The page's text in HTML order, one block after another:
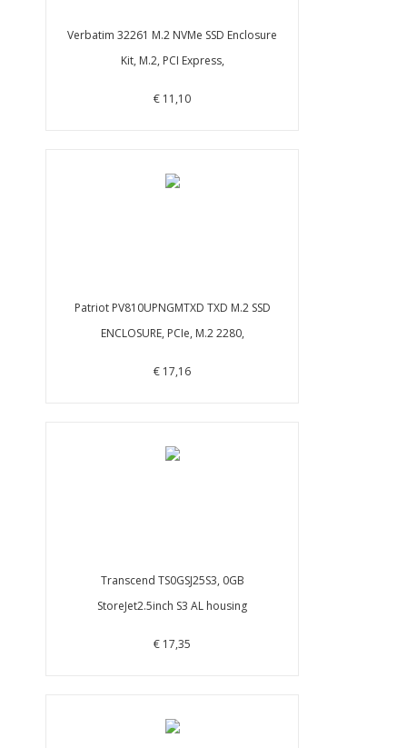
Verbatim 32261 M.2 NVMe SSD Enclosure
Kit, M.2, PCI Express,
€ 11,10
Patriot PV810UPNGMTXD TXD M.2 SSD
ENCLOSURE, PCIe, M.2 2280,
€ 17,16
Transcend TS0GSJ25S3, 0GB
StoreJet2.5inch S3 AL housing
€ 17,35